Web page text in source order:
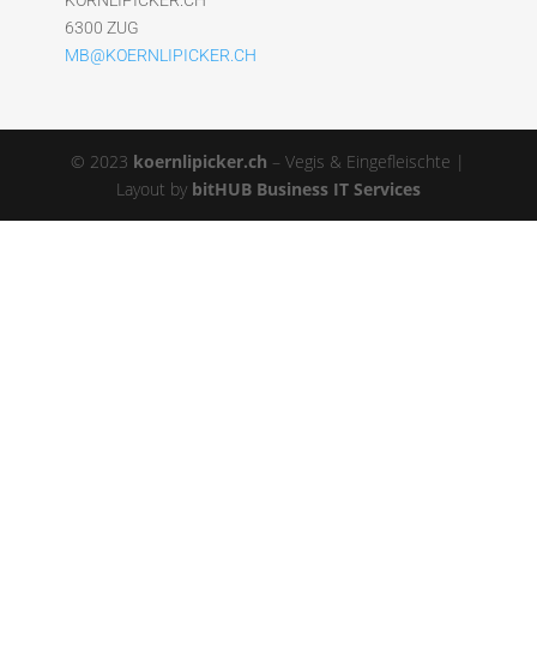
6300 ZUG
MB@KOERNLIPICKER.CH
© 2023 koernlipicker.ch – Vegis & Eingefleischte |
Layout by bitHUB Business IT Services